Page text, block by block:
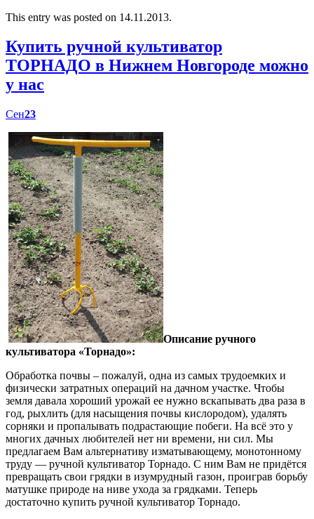
This entry was posted on 14.11.2013.
Купить ручной культиватор
ТОРНАДО в Нижнем Новгороде можно
у нас
Сен23
Описание ручного
культиватора «Торнадо»:
Обработка почвы – пожалуй, одна из самых трудоемких и
физически затратных операций на дачном участке. Чтобы
земля давала хороший урожай ее нужно вскапывать два раза в
год, рыхлить (для насыщения почвы кислородом), удалять
сорняки и пропалывать подрастающие побеги. На всё это у
многих дачных любителей нет ни времени, ни сил. Мы
предлагаем Вам альтернативу изматывающему, монотонному
труду — ручной культиватор Торнадо. С ним Вам не придётся
превращать свои грядки в изумрудный газон, проиграв борьбу
матушке природе на ниве ухода за грядками. Теперь
достаточно купить ручной культиватор Торнадо.